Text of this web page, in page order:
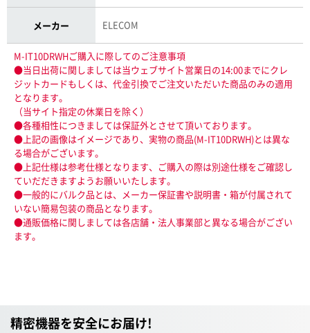
メーカー ELECOM
M-IT10DRWHご購入に際してのご注意事項
●当日出荷に関しましては当ウェブサイト営業日の14:00までにクレ
ジットカードもしくは、代金引換でご注文いただいた商品のみの適用
となります。
（当サイト指定の休業日を除く）
●各種相性につきましては保証外とさせて頂いております。
●上記の画像はイメージであり、実物の商品(M-IT10DRWH)とは異な
る場合がございます。
●上記仕様は参考仕様となります、ご購入の際は別途仕様をご確認し
ていだだきますようお願いいたします。
●一般的にバルク品とは、メーカー保証書や説明書・箱が付属されて
いない簡易包装の商品となります。
●通販価格に関しましては各店舗・法人事業部と異なる場合がござい
ます。
精密機器を安全にお届け!